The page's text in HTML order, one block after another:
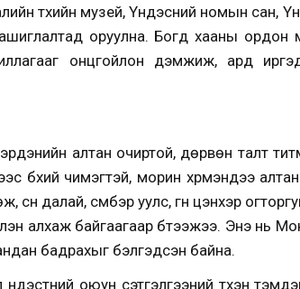
түүхийн музей, Үндэсний номын сан,
оруулна. Богд хааны ордон
онцгойлон дэмжиж, ард
алтан очиртой, дөрвөн талт
бүхий чимэгтэй, морин хүрмэндээ
сүн далай, сүмбэр уулс, гүн цэнхэр
алхаж байгаагаар бүтээжээ. Энэ нь
бадрахыг бэлгэдсэн байна.
оюун сэтгэлгээний түүхэн